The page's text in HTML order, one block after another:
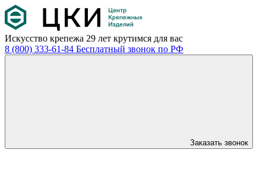
Искусство крепежа 29 лет крутимся для вас
8 (800) 333-61-84 Бесплатный звонок по РФ
Заказать звонок